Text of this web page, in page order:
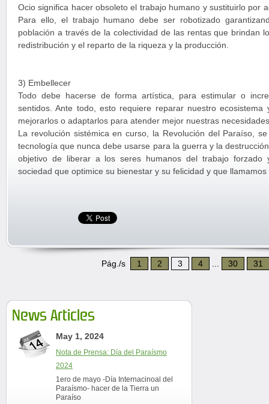
Ocio significa hacer obsoleto el trabajo humano y sustituirlo por
Para ello, el trabajo humano debe ser robotizado
población a través de la colectividad de las rentas que brindan
redistribución y el reparto de la riqueza y la producción.
3) Embellecer
Todo debe hacerse de forma artística, para estimular o
sentidos. Ante todo, esto requiere reparar nuestro
mejorarlos o adaptarlos para atender mejor nuestras
La revolución sistémica en curso, la Revolución del Paraíso,
tecnología que nunca debe usarse para la guerra y la
objetivo de liberar a los seres humanos del trabajo forzado
sociedad que optimice su bienestar y su felicidad y que
Pág./s 1 2 3 4 30 31
News Articles
May 1, 2024
Nota de Prensa: Día del Paraísmo
2024
1ero de mayo -Día Internacinoal del
Paraísmo- hacer de la Tierra un
Paraíso